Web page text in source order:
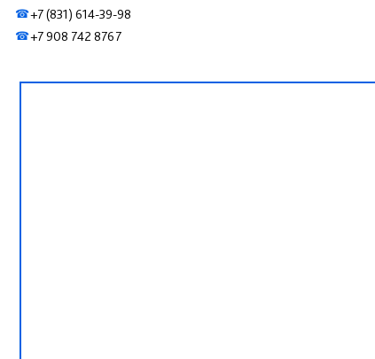
☎+7 (831) 614-39-98
☎+7 908 742 8767